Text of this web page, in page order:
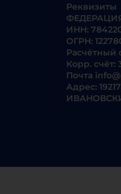
Реквизиты
ИНН:
ОГРН:
Расчётный
Корр. счёт:
Почта
Адрес: